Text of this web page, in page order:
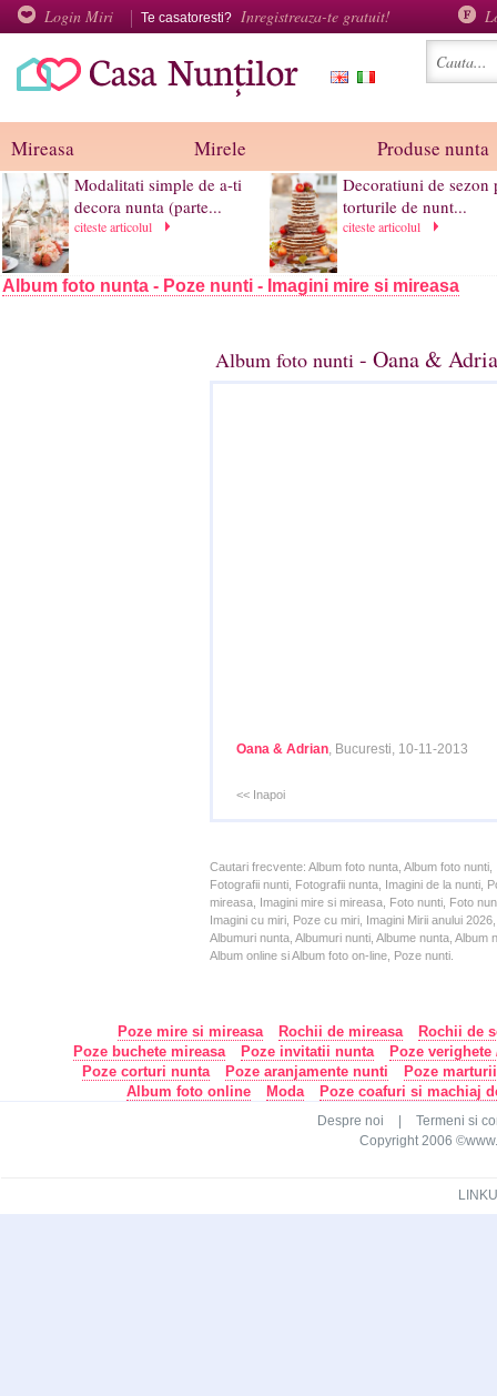
Login Miri Te casatoresti? Inregistreaza-te gratuit!
Mireasa Mirele Produse nunta
Modalitati simple de a-ti
decora nunta (parte...
citeste articolul
Decoratiuni de sezon
torturile de nunt...
citeste articolul
Album foto nunta - Poze nunti - Imagini mire si mireasa
Album foto nunti - Oana &
Oana & Adrian, Bucuresti, 10-11-2013
<< Inapoi
Cautari frecvente: Album foto nunta, Album foto
Fotografii nunti, Fotografii nunta, Imagini de la nunti,
mireasa, Imagini mire si mireasa, Foto nunti, Foto
Imagini cu miri, Poze cu miri, Imagini Mirii anului
Albumuri nunta, Albumuri nunti, Albume nunta,
Album online si Album foto on-line, Poze nunti.
Poze mire si mireasa Rochii de mireasa
Rochii de
Poze buchete mireasa
Poze invitatii nunta
Poze
Poze corturi nunta
Poze aranjamente nunti
Poze
Album foto online
Moda Poze coafuri si machiaj
Despre noi
Termeni si
Copyright 2006